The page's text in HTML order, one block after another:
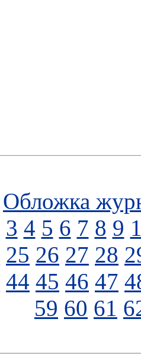
Обложка
3 4 5 6 7 8 9
25 26 27 28
44 45 46 47
59 60 61